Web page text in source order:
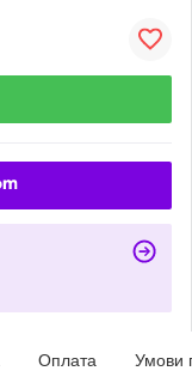
Оплата Умови